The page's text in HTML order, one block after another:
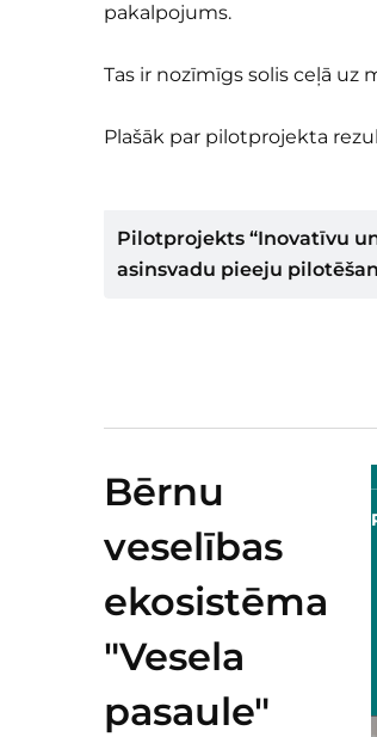
pakalpojums.
Tas ir nozīmīgs solis ceļā
Plašāk par pilotprojekta
Pilotprojekts “Inovatīvu
asinsvadu pieeju
Bērnu
veselības
ekosistēma
"Vesela
pasaule"